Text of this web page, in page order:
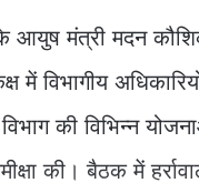
at
s
A
p
ai
l
p
y
Li
n
ar
e
आयुष मंत्री मदन
में विभागीय
की विभिन्न
की। बैठक में